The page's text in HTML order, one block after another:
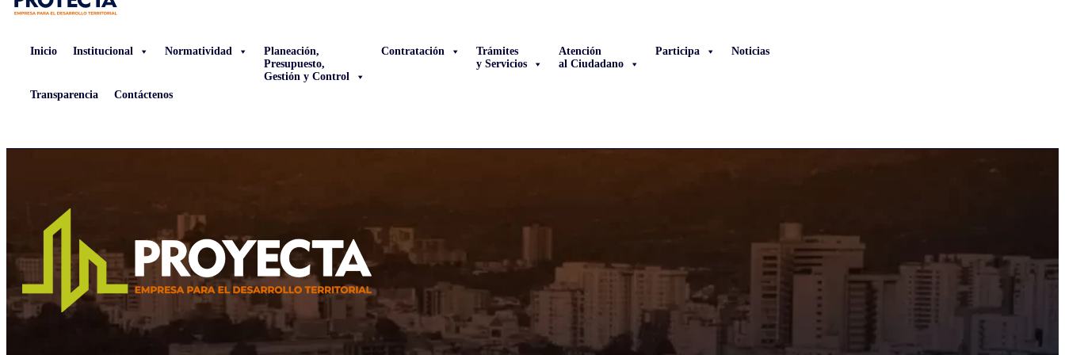
Inicio Institucional Normatividad
Planeación,
Presupuesto,
Gestión y Control
Contratación
Trámites
y Servicios
Atención
al Ciudadano
Participa Noticias
Transparencia Contáctenos